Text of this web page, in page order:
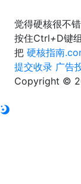
觉得硬核很不
按住Ctrl+D键
把 硬核指南
提交收录 广告
Copyright ©